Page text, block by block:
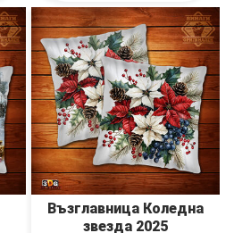
Възглавница Коледна
звезда 2025